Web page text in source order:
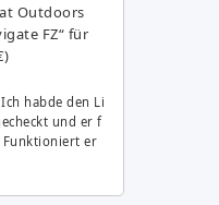
Outdoors
FZ“ für
habde den Li
und er f
er